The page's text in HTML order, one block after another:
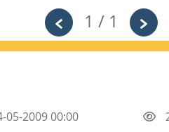
1 / 1
05-2009 00:00